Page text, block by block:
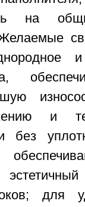
на
и
и
без
для